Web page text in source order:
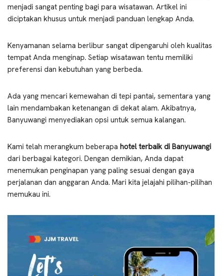
menjadi sangat penting bagi para wisatawan. Artikel ini
diciptakan khusus untuk menjadi panduan lengkap Anda.
Kenyamanan selama berlibur sangat dipengaruhi oleh kualitas
tempat Anda menginap. Setiap wisatawan tentu memiliki
preferensi dan kebutuhan yang berbeda.
Ada yang mencari kemewahan di tepi pantai, sementara yang
lain mendambakan ketenangan di dekat alam. Akibatnya,
Banyuwangi menyediakan opsi untuk semua kalangan.
Kami telah merangkum beberapa hotel terbaik di Banyuwangi
dari berbagai kategori. Dengan demikian, Anda dapat
menemukan penginapan yang paling sesuai dengan gaya
perjalanan dan anggaran Anda. Mari kita jelajahi pilihan-pilihan
memukau ini.